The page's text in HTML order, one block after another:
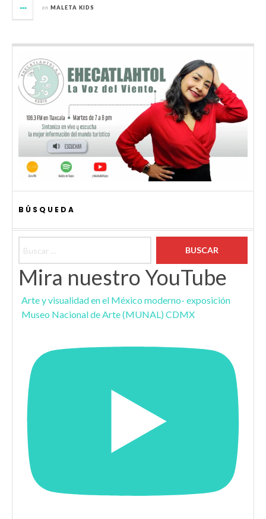
en MALETA KIDS
BÚSQUEDA
Mira nuestro YouTube
Arte y visualidad en el México moderno- exposición
Museo Nacional de Arte (MUNAL) CDMX